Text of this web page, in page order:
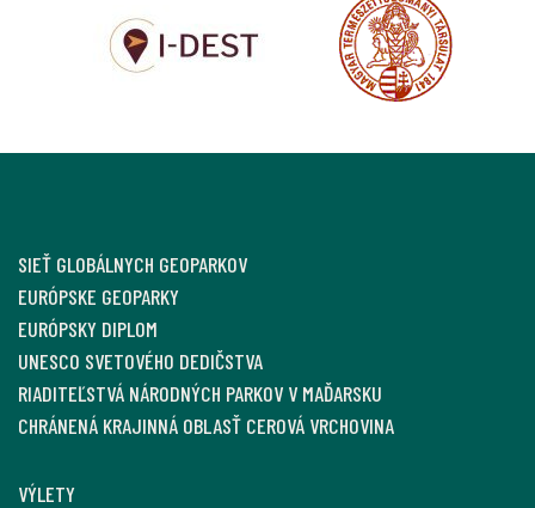
SIEŤ GLOBÁLNYCH GEOPARKOV
EURÓPSKE GEOPARKY
EURÓPSKY DIPLOM
UNESCO SVETOVÉHO DEDIČSTVA
RIADITEĽSTVÁ NÁRODNÝCH PARKOV V MAĎARSKU
CHRÁNENÁ KRAJINNÁ OBLASŤ CEROVÁ VRCHOVINA
VÝLETY